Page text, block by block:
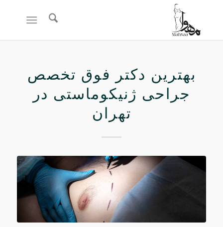
بهترین دکتر فوق تخصص
جراحی ژنیکوماستی در
تهران